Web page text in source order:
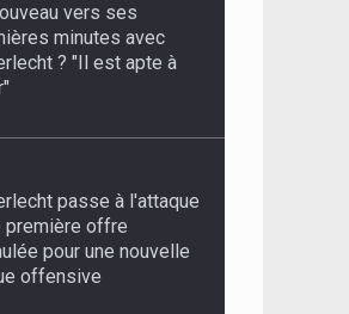
vers ses
minutes avec
? "Il est apte à
passe à l'attaque
première offre
pour une nouvelle
offensive